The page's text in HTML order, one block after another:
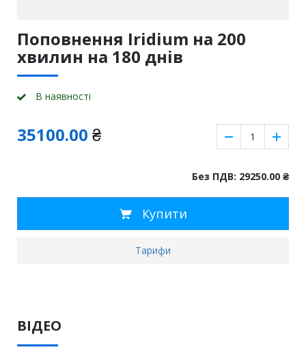
Поповнення Iridium на 200
хвилин на 180 днiв
В наявності
35100.00 ₴
Без ПДВ: 29250.00 ₴
Купити
Тарифи
ВІДЕО